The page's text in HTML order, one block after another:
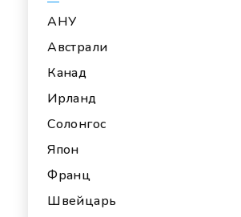
АНУ
Австрали
Канад
Ирланд
Солонгос
Япон
Франц
Швейцарь